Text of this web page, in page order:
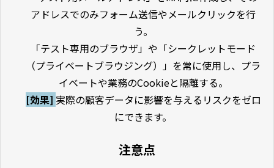
アドレスでのみフォーム送信やメールクリックを行
う。
「テスト専用のブラウザ」や「シークレットモード
（プライベートブラウジング）」を常に使用し、プラ
イベートや業務のCookieと隔離する。
[効果] 実際の顧客データに影響を与えるリスクをゼロ
にできます。
注意点